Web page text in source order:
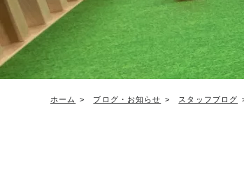
ホーム ブログ・お知らせ スタッフブログ